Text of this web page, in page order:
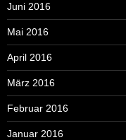
Juni 2016
Mai 2016
April 2016
März 2016
Februar 2016
Januar 2016